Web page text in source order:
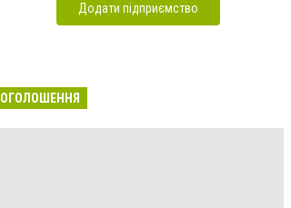
Додати підприємство
ОГОЛОШЕННЯ